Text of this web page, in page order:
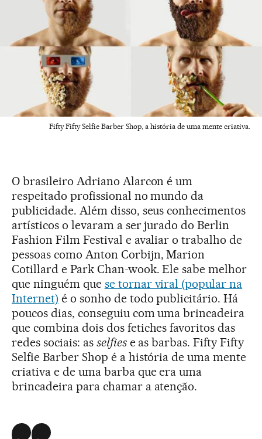
Fifty Fifty Selfie Barber Shop, a história de uma mente criativa.
O brasileiro Adriano Alarcon é um
respeitado profissional no mundo da
publicidade. Além disso, seus conhecimentos
artísticos o levaram a ser jurado do Berlin
Fashion Film Festival e avaliar o trabalho de
pessoas como Anton Corbijn, Marion
Cotillard e Park Chan-wook. Ele sabe melhor
que ninguém que se tornar viral (popular na
Internet) é o sonho de todo publicitário. Há
poucos dias, conseguiu com uma brincadeira
que combina dois dos fetiches favoritos das
redes sociais: as selfiese as barbas. Fifty Fifty
Selfie Barber Shop é a história de uma mente
criativa e de uma barba que era uma
brincadeira para chamar a atenção.